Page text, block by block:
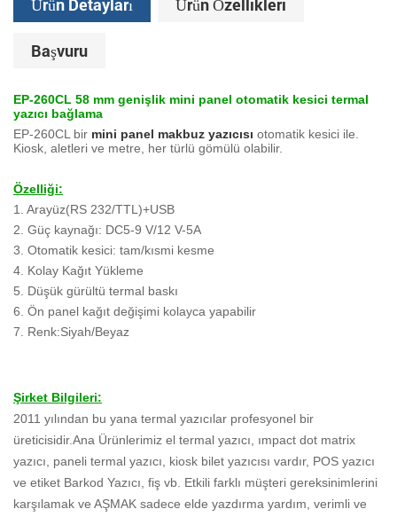
Ürün Detayları Ürün Özellikleri
Başvuru
EP-260CL 58 mm genişlik mini panel otomatik kesici termal
yazıcı bağlama
EP-260CL bir mini panel makbuz yazıcısı otomatik kesici ile.
Kiosk, aletleri ve metre, her türlü gömülü olabilir.
Özelliği:
1. Arayüz(RS 232/TTL)+USB
2. Güç kaynağı: DC5-9 V/12 V-5A
3. Otomatik kesici: tam/kısmi kesme
4. Kolay Kağıt Yükleme
5. Düşük gürültü termal baskı
6. Ön panel kağıt değişimi kolayca yapabilir
7. Renk:Siyah/Beyaz
Şirket Bilgileri:
2011 yılından bu yana termal yazıcılar profesyonel bir
üreticisidir.Ana Ürünlerimiz el termal yazıcı, ımpact dot matrix
yazıcı, paneli termal yazıcı, kiosk bilet yazıcısı vardır, POS yazıcı
ve etiket Barkod Yazıcı, fiş vb. Etkili farklı müşteri gereksinimlerini
karşılamak ve AŞMAK sadece elde yazdırma yardım, verimli ve